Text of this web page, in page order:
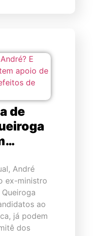
de
André
ex-ministro
ao
já podem
dos